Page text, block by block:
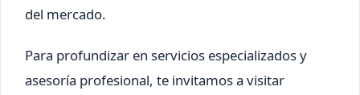
del mercado.
Para profundizar en servicios especializados y
asesoría profesional, te invitamos a visitar